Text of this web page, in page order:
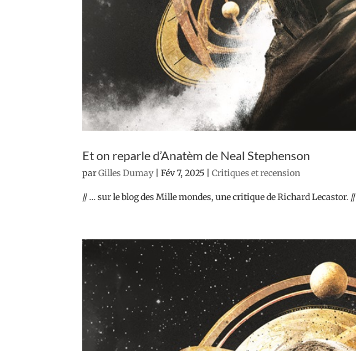
Et on reparle d’Anatèm de Neal Stephenson
parGilles Dumay |Fév 7, 2025 |Critiques et recension
// … sur le blog des Mille mondes, une critique de Richard Lecastor. //